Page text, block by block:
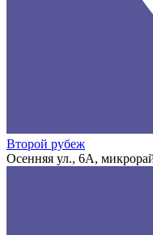
Второй рубеж
Осенняя ул., 6А,